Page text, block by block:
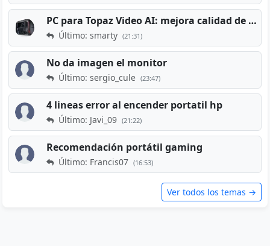
PC para Topaz Video AI: mejora calidad de vídeos viejos
Último: smarty (21:31)
No da imagen el monitor
Último: sergio_cule (23:47)
4 lineas error al encender portatil hp
Último: Javi_09 (21:22)
Recomendación portátil gaming
Último: Francis07 (16:53)
Ver todos los temas →